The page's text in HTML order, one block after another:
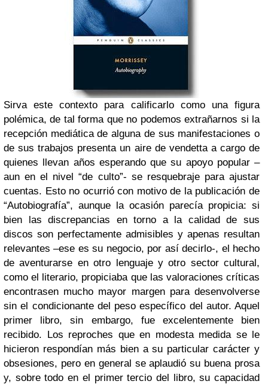
Sirva este contexto para calificarlo como una figura
polémica, de tal forma que no podemos extrañarnos si la
recepción mediática de alguna de sus manifestaciones o
de sus trabajos presenta un aire de vendetta a cargo de
quienes llevan años esperando que su apoyo popular –
aun en el nivel “de culto”- se resquebraje para ajustar
cuentas. Esto no ocurrió con motivo de la publicación de
“Autobiografía”, aunque la ocasión parecía propicia: si
bien las discrepancias en torno a la calidad de sus
discos son perfectamente admisibles y apenas resultan
relevantes –ese es su negocio, por así decirlo-, el hecho
de aventurarse en otro lenguaje y otro sector cultural,
como el literario, propiciaba que las valoraciones críticas
encontrasen mucho mayor margen para desenvolverse
sin el condicionante del peso específico del autor. Aquel
primer libro, sin embargo, fue excelentemente bien
recibido. Los reproches que en modesta medida se le
hicieron respondían más bien a su particular carácter y
obsesiones, pero en general se aplaudió su buena prosa
y, sobre todo en el primer tercio del libro, su capacidad